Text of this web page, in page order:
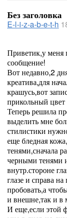
Без заголовка
E-l-i-z-a-b-e-t-h
Приветик,у меня
сообщение!
Вот недавно,2
креатива,для
крашусь,вот
прикольный
Теперь решила
выделить мне
стилистики
еще бледная
тенями,сначала
черными тенями
внутр.стороне
глазе и справа
пробовать,а
и внешне,так и в
И еще,если этой